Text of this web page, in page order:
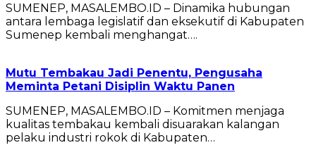
SUMENEP, MASALEMBO.ID – Dinamika hubungan
antara lembaga legislatif dan eksekutif di Kabupaten
Sumenep kembali menghangat….
Mutu Tembakau Jadi Penentu, Pengusaha
Meminta Petani Disiplin Waktu Panen
SUMENEP, MASALEMBO.ID – Komitmen menjaga
kualitas tembakau kembali disuarakan kalangan
pelaku industri rokok di Kabupaten…